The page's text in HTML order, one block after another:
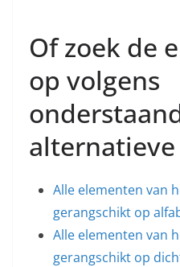
Of zoek de
op volgens
Alle elementen van
gerangschikt op
Alle elementen van
gerangschikt op